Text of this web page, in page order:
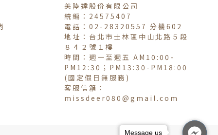
美陸達股份有限公司
統編：24575407
電話：02-28320557 分機602
地址：台北市士林區中山北路５段
８４２號１樓
時間：週一至週五 AM10:00-
PM12:30；PM13:30-PM18:00
(國定假日無服務)
客服信箱：
missdeer080@gmail.com
Message us
Message us